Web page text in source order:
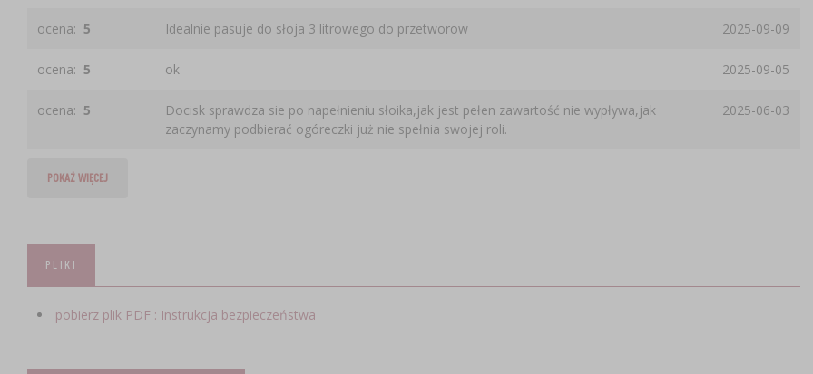
ocena: 5 Idealnie pasuje do słoja 3 litrowego do przetworow 2025-09-09
ocena: 5 ok 2025-09-05
ocena: 5
Docisk sprawdza sie po napełnieniu słoika,jak jest pełen zawartość nie wypływa,jak
zaczynamy podbierać ogóreczki już nie spełnia swojej roli.
2025-06-03
POKAŻ WIĘCEJ
PLIKI
pobierz plik PDF : Instrukcja bezpieczeństwa